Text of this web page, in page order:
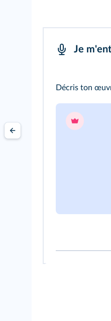
Je
Décris ton